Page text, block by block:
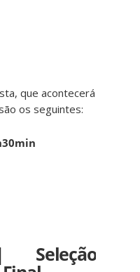
que acontecerá
os seguintes:
Seleção